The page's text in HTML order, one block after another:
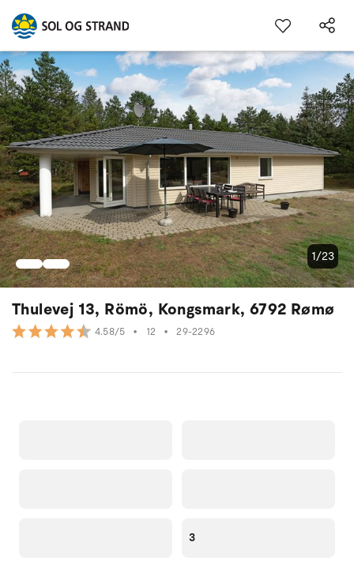
Thulevej 13, Römö, Kongsmark, 6792 Rømø
4.58/5 • 12 • 29-2296
1/23
3